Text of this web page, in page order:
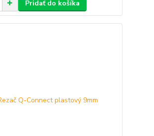
Pridať do košíka